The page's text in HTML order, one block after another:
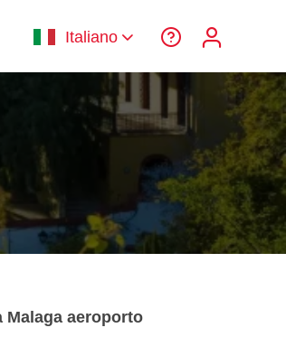
Italiano
Malaga aeroporto